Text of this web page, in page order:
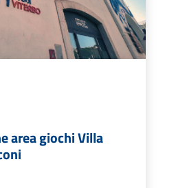
area giochi Villa